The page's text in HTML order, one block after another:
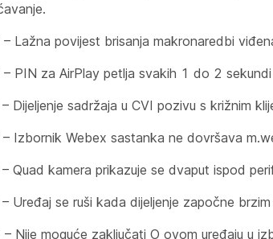
Lažna povijest brisanja makronaredbi
PIN za AirPlay petlja svakih 1 do 2 sekundi
Dijeljenje sadržaja u CVI pozivu s križnim
Izbornik Webex sastanka ne dovršava
Quad kamera prikazuje se dvaput ispod
Uređaj se ruši kada dijeljenje započne brzim
Nije moguće zaključati O ovom uređaju u